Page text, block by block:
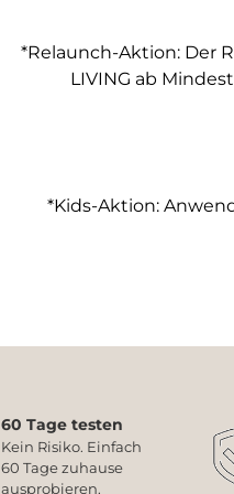
*Relaunch-Aktion: Der
LIVING ab
*Kids-Aktion:
60 Tage testen
Kein Risiko. Einfach
60 Tage zuhause
ausprobieren.